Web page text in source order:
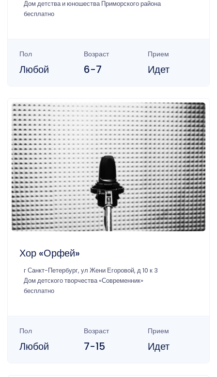
Дом детства и юношества Приморского района
бесплатно
Пол
Любой
Возраст
6-7
Прием
Идет
Хор «Орфей»
г Санкт-Петербург, ул Жени Егоровой, д 10 к 3
Дом детского творчества «Современник»
бесплатно
Пол
Любой
Возраст
7-15
Прием
Идет